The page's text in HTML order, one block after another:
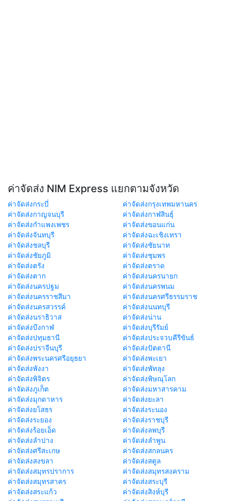
ค่าจัดส่ง NIM Express แยกตามจังหวัด
ค่าจัดส่งกระบี่
ค่าจัดส่งกรุงเทพมหานคร
ค่าจัดส่งกาญจนบุรี
ค่าจัดส่งกาฬสินธุ์
ค่าจัดส่งกำแพงเพชร
ค่าจัดส่งขอนแก่น
ค่าจัดส่งจันทบุรี
ค่าจัดส่งฉะเชิงเทรา
ค่าจัดส่งชลบุรี
ค่าจัดส่งชัยนาท
ค่าจัดส่งชัยภูมิ
ค่าจัดส่งชุมพร
ค่าจัดส่งตรัง
ค่าจัดส่งตราด
ค่าจัดส่งตาก
ค่าจัดส่งนครนายก
ค่าจัดส่งนครปฐม
ค่าจัดส่งนครพนม
ค่าจัดส่งนครราชสีมา
ค่าจัดส่งนครศรีธรรมราช
ค่าจัดส่งนครสวรรค์
ค่าจัดส่งนนทบุรี
ค่าจัดส่งนราธิวาส
ค่าจัดส่งน่าน
ค่าจัดส่งบึงกาฬ
ค่าจัดส่งบุรีรัมย์
ค่าจัดส่งปทุมธานี
ค่าจัดส่งประจวบคีรีขันธ์
ค่าจัดส่งปราจีนบุรี
ค่าจัดส่งปัตตานี
ค่าจัดส่งพระนครศรีอยุธยา
ค่าจัดส่งพะเยา
ค่าจัดส่งพังงา
ค่าจัดส่งพัทลุง
ค่าจัดส่งพิจิตร
ค่าจัดส่งพิษณุโลก
ค่าจัดส่งภูเก็ต
ค่าจัดส่งมหาสารคาม
ค่าจัดส่งมุกดาหาร
ค่าจัดส่งยะลา
ค่าจัดส่งยโสธร
ค่าจัดส่งระนอง
ค่าจัดส่งระยอง
ค่าจัดส่งราชบุรี
ค่าจัดส่งร้อยเอ็ด
ค่าจัดส่งลพบุรี
ค่าจัดส่งลำปาง
ค่าจัดส่งลำพูน
ค่าจัดส่งศรีสะเกษ
ค่าจัดส่งสกลนคร
ค่าจัดส่งสงขลา
ค่าจัดส่งสตูล
ค่าจัดส่งสมุทรปราการ
ค่าจัดส่งสมุทรสงคราม
ค่าจัดส่งสมุทรสาคร
ค่าจัดส่งสระบุรี
ค่าจัดส่งสระแก้ว
ค่าจัดส่งสิงห์บุรี